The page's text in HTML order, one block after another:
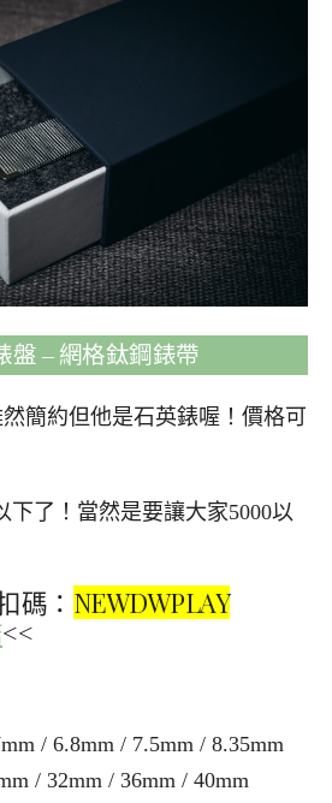
盤 – 網格鈦鋼錶帶
簡約但他是石英錶喔！價格可
下了！當然是要讓大家5000以
碼： NEWDWPLAY
<<
/ 6.8mm / 7.5mm / 8.35mm
/ 32mm / 36mm / 40mm